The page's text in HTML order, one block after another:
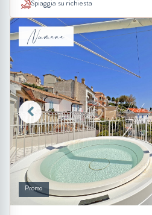
Spiaggia su richiesta
Numana
Promo